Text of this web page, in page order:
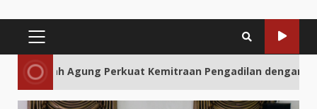
PRIMARY
MENU
Pengadilan dengan Pers, Soroti Dugaan Insiden